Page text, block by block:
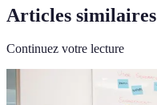
Articles similaires
Continuez votre lecture